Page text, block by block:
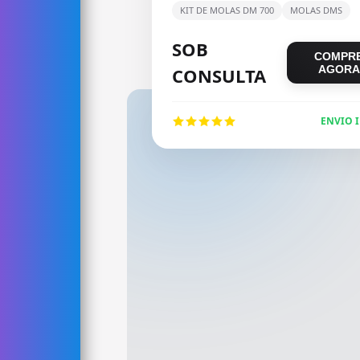
KIT DE MOLAS DM 700 MOLAS DMS
SOB
CONSULTA
AGORA
ENVIO